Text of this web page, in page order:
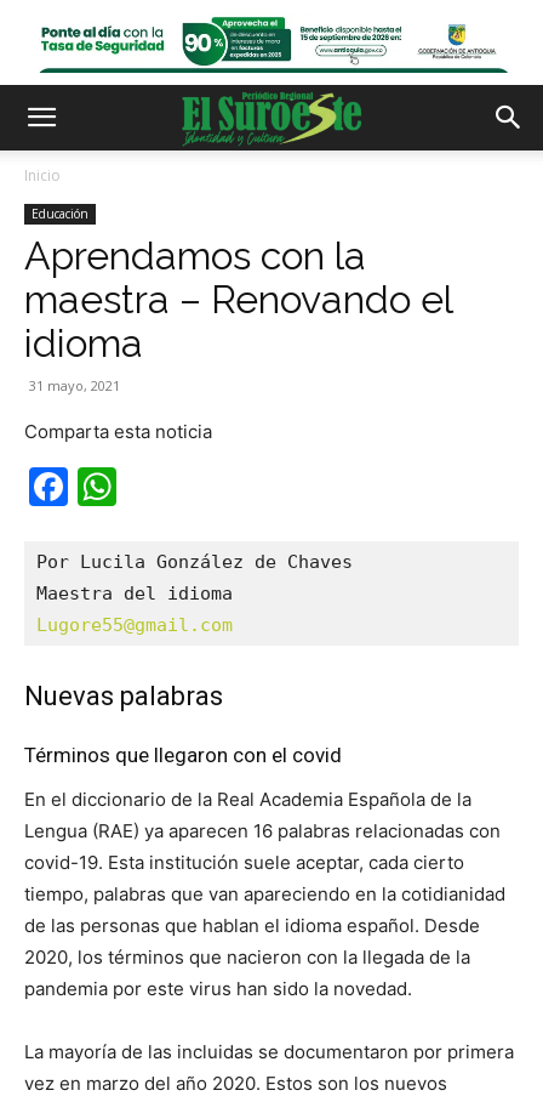
Inicio
Educación
Aprendamos con la
maestra – Renovando el
idioma
31 mayo, 2021
Comparta esta noticia
Facebook
Por Lucila González de Chaves
Lugore55@gmail.com
Nuevas palabras
Términos que llegaron con el covid
En el diccionario de la Real Academia Española de la
Lengua (RAE) ya aparecen 16 palabras relacionadas con
covid-19. Esta institución suele aceptar, cada cierto
tiempo, palabras que van apareciendo en la cotidianidad
de las personas que hablan el idioma español. Desde
2020, los términos que nacieron con la llegada de la
pandemia por este virus han sido la novedad.
La mayoría de las incluidas se documentaron por primera
vez en marzo del año 2020. Estos son los nuevos